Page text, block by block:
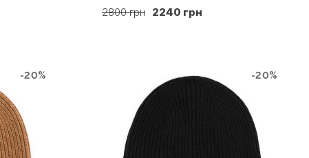
2800 грн 2240 грн
-20% -20%